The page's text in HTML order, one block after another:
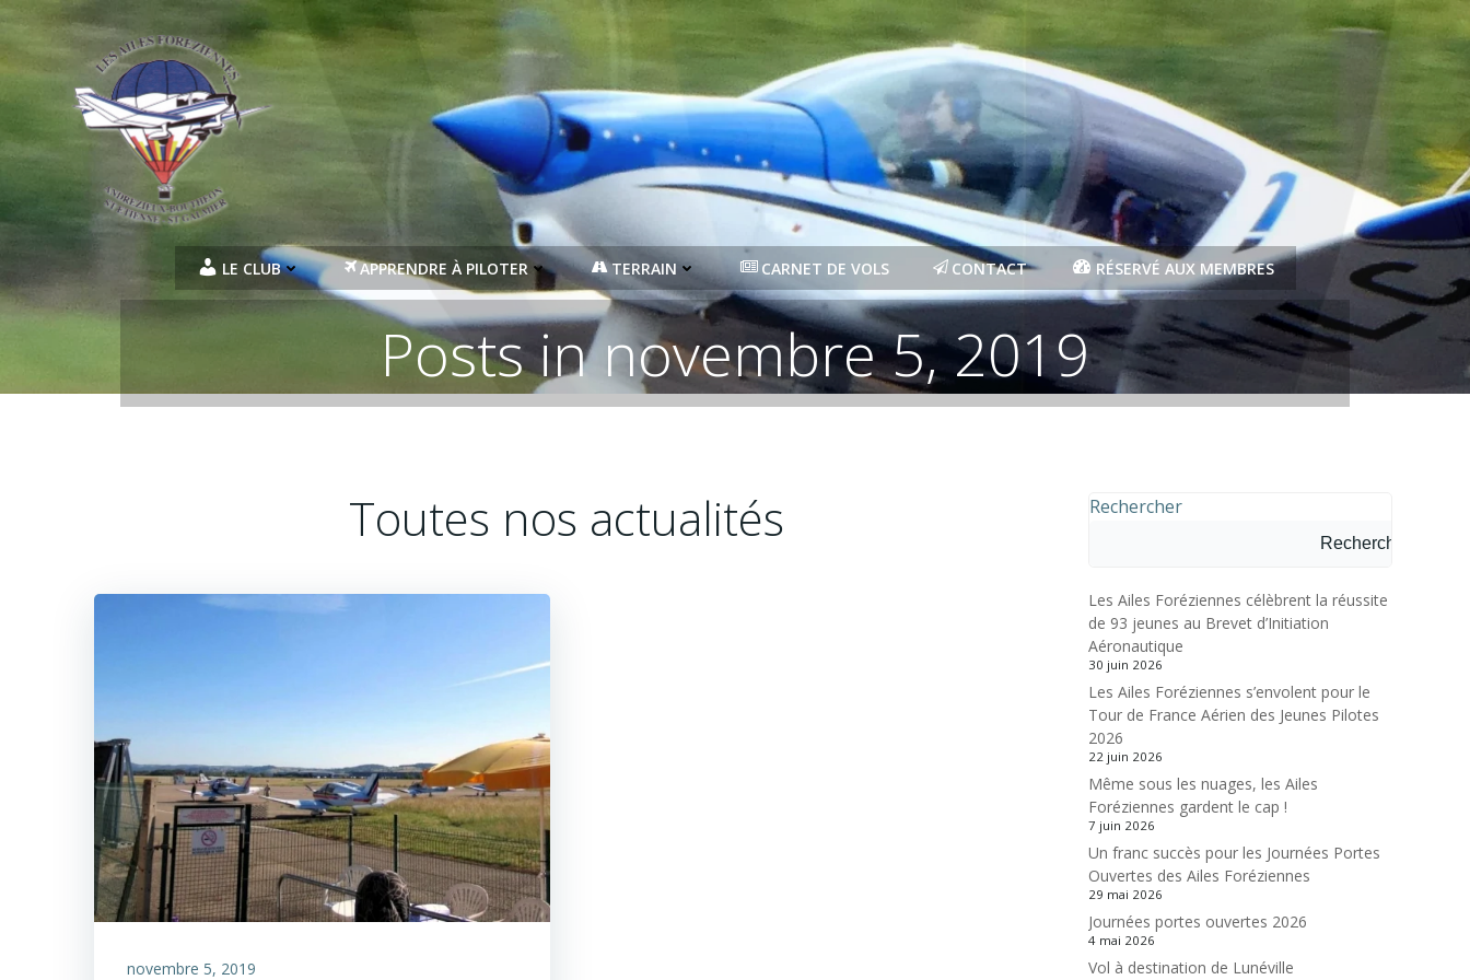
au
contenu
LE CLUB APPRENDRE À PILOTER TERRAIN CARNET DE VOLS CONTACT RÉSERVÉ AUX MEMBRES
Posts in novembre 5, 2019
Toutes nos actualités
novembre 5, 2019
Rechercher
Rechercher
Les Ailes Foréziennes célèbrent la réussite
de 93 jeunes au Brevet d’Initiation
Aéronautique
30 juin 2026
Les Ailes Foréziennes s’envolent pour le
Tour de France Aérien des Jeunes Pilotes
2026
22 juin 2026
Même sous les nuages, les Ailes
Foréziennes gardent le cap !
7 juin 2026
Un franc succès pour les Journées Portes
Ouvertes des Ailes Foréziennes
29 mai 2026
Journées portes ouvertes 2026
4 mai 2026
Vol à destination de Lunéville